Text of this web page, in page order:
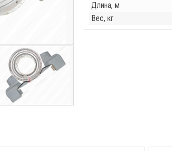
Длина, м
Вес, кг